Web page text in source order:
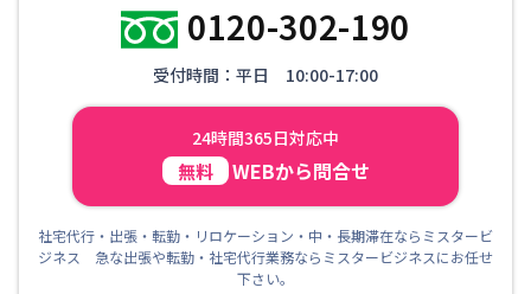
0120-302-190
受付時間：平日 10:00-17:00
24時間365日対応中
無料 WEBから問合せ
社宅代行・出張・転勤・リロケーション・中・長期滞在ならミスタービ
ジネス 急な出張や転勤・社宅代行業務ならミスタービジネスにお任せ
下さい。